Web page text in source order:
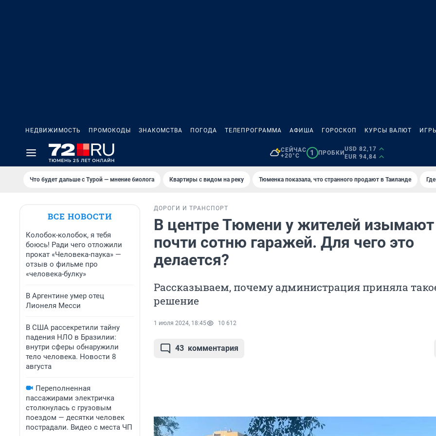
НЕДВИЖИМОСТЬ ПРОМОКОДЫ ЗНАКОМСТВА ПОГОДА ТЕЛЕПРОГРАММА АФИША ГОРОСКОП КУРСЫ ВАЛЮТ
СЕЙЧАС
+20°C
1 ПРОБКИ
USD 82,17
EUR 94,84
Что будет дальше с Турой — мнение биолога Квартиры с видом на реку Тюменка показала, что странного продают в Таиланде
ВСЕ НОВОСТИ
Колобок-колобок, я тебя
боюсь! Ради чего отложили
прокат «Человека-паука» —
отзыв о фильме про
«человека-булку»
В Аргентине умер отец
Лионеля Месси
В США рассекретили тайну
падения НЛО в Бразилии:
внутри сферы обнаружили
тело человека. Новости 8
августа
Переполненная
пассажирами электричка
столкнулась с грузовым
поездом — десятки человек
пострадали. Видео с места ЧП
ДОРОГИ И ТРАНСПОРТ
В центре Тюмени у жителей изымают
почти сотню гаражей. Для чего это
делается?
Рассказываем, почему администрация приняла
решение
1 июля 2024, 18:45 10 612
43 комментария